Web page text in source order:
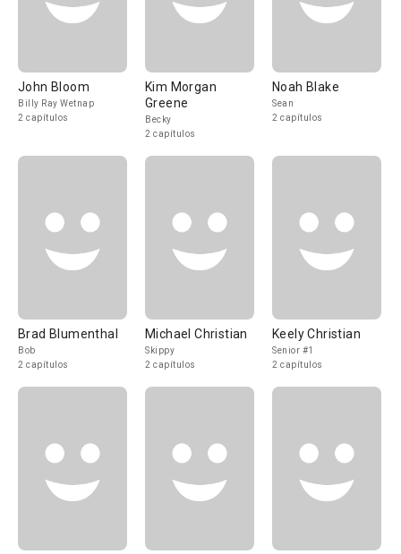
John Bloom
Billy Ray Wetnap
2 capítulos
Kim Morgan
Greene
Becky
2 capítulos
Noah Blake
Sean
2 capítulos
Brad Blumenthal
Bob
2 capítulos
Michael Christian
Skippy
2 capítulos
Keely Christian
Senior #1
2 capítulos